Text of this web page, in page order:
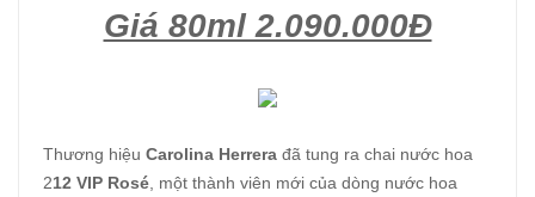
Giá 80ml 2.090.000Đ
Thương hiệu Carolina Herrera đã tung ra chai nước hoa
212 VIP Rosé , một thành viên mới của dòng nước hoa